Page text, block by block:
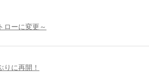
ローに変更～
に再開！